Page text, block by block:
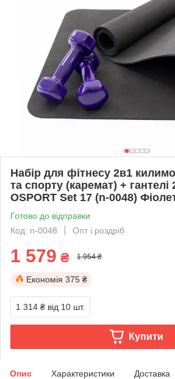
Набір для фітнесу 2в1
та спорту (каремат) + гантелі
OSPORT Set 17 (n-0048)
Готово до відправки
Код: n-0048
Опт і роздріб
1 579 ₴ 1 954 ₴
Економія 375 ₴
1 314 ₴ від 10 шт.
Купити
Опис Характеристики Доставка